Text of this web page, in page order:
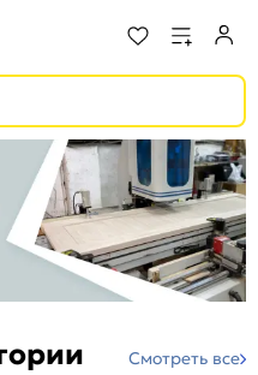
Смотреть все